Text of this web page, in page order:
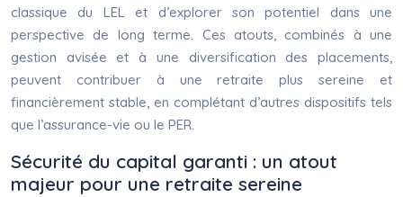
classique du LEL et d’explorer son potentiel dans une
perspective de long terme. Ces atouts, combinés à une
gestion avisée et à une diversification des placements,
peuvent contribuer à une retraite plus sereine et
financièrement stable, en complétant d’autres dispositifs tels
que l’assurance-vie ou le PER.
Sécurité du capital garanti : un atout
majeur pour une retraite sereine